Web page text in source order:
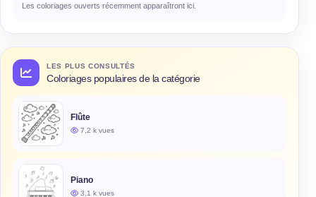
Les coloriages ouverts récemment apparaîtront ici.
LES PLUS CONSULTÉS
Coloriages populaires de la catégorie
Flûte
7,2 k vues
Piano
3,1 k vues